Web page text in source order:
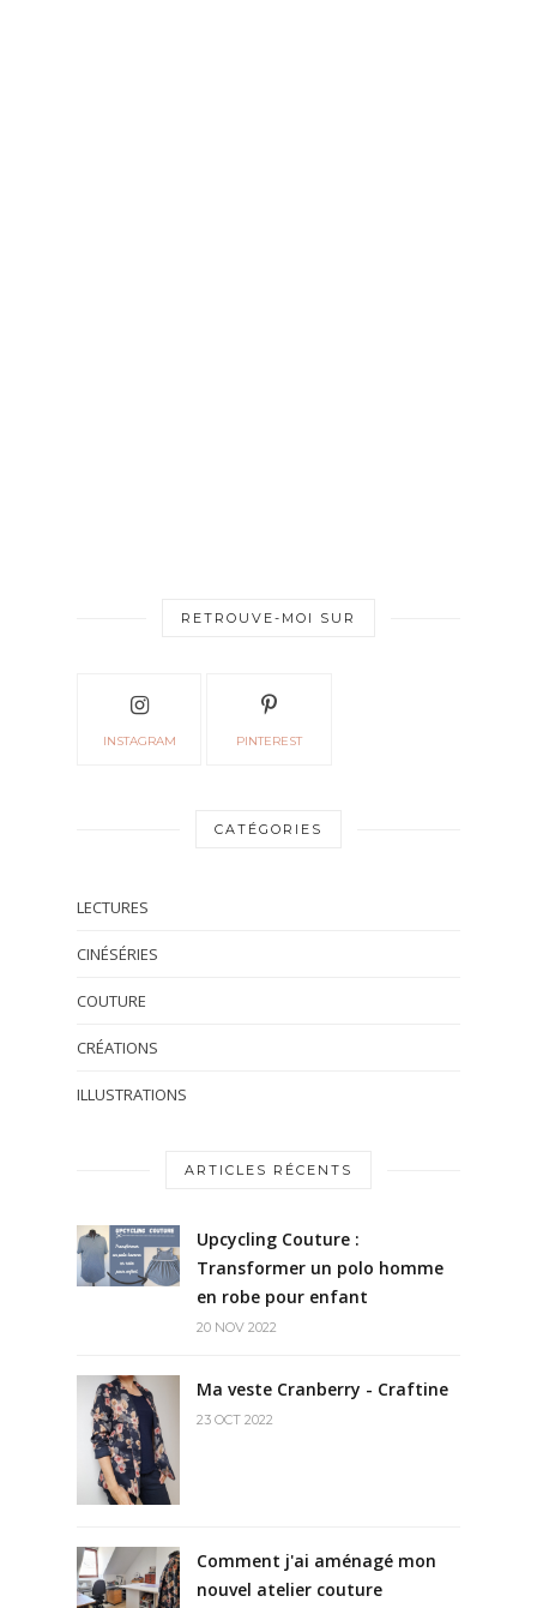
RETROUVE-MOI SUR
INSTAGRAM PINTEREST
CATÉGORIES
LECTURES
CINÉSÉRIES
COUTURE
CRÉATIONS
ILLUSTRATIONS
ARTICLES RÉCENTS
Upcycling Couture :
Transformer un polo homme
en robe pour enfant
20 NOV 2022
Ma veste Cranberry - Craftine
23 OCT 2022
Comment j'ai aménagé mon
nouvel atelier couture